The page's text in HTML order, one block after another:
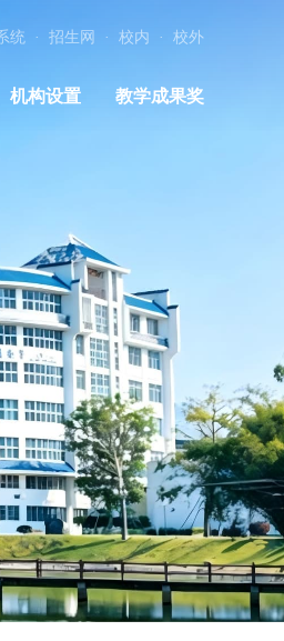
统 · 招生网 · 校内 · 校外
机构设置 教学成果奖